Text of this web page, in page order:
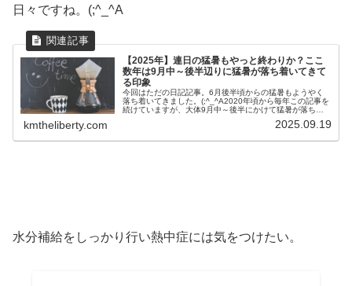
日々ですね。(;^_^A
【2025年】連日の猛暑もやっと終わりか？ここ
数年は9月中～後半辺りに猛暑が落ち着いてきて
る印象
今回はただの日記記事。6月後半頃からの猛暑もようやく
落ち着いてきました。(;^_^A2020年頃から毎年この記事を
続けていますが、大体9月中～後半にかけて猛暑が落ち着
kmtheliberty.com 2025.09.19
水分補給をしっかり行い熱中症には気をつけたい。